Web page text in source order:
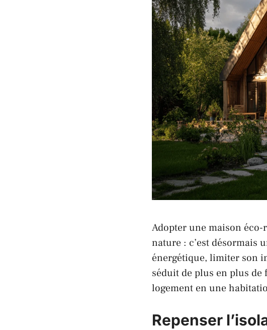
Adopter une maison éco-
nature : c’est désormais
énergétique, limiter son
séduit de plus en plus
logement en une
Repenser